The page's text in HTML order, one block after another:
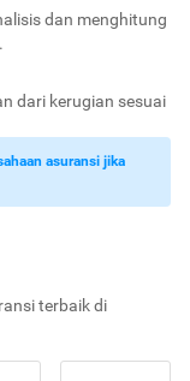
dan menghitung
dari kerugian sesuai
asuransi jika
terbaik di